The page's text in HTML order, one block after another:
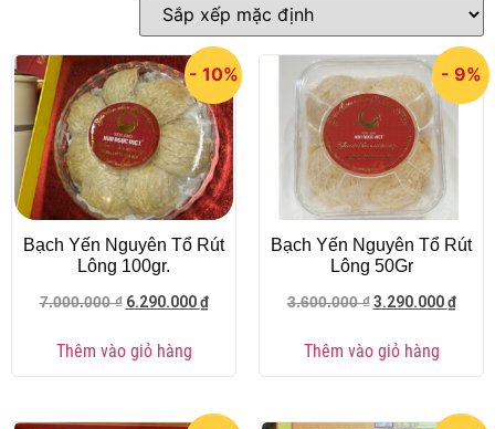
- 10%
Bạch Yến Nguyên Tổ Rút
Lông 100gr.
7.000.000₫ 6.290.000₫
Thêm vào giỏ hàng
- 9%
Bạch Yến Nguyên Tổ Rút
Lông 50Gr
3.600.000₫ 3.290.000₫
Thêm vào giỏ hàng